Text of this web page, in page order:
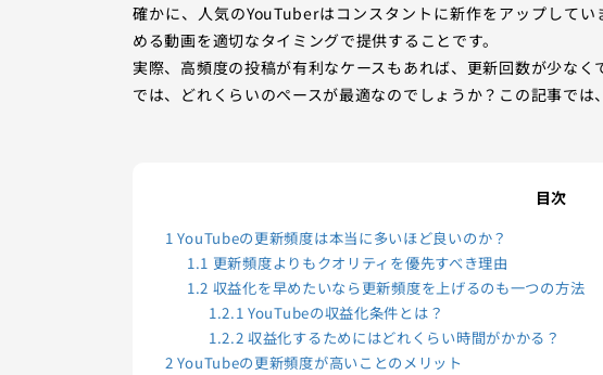
確かに、人気のYouTuberはコンスタントに新作をアップして
める動画を適切なタイミングで提供することです。
実際、高頻度の投稿が有利なケースもあれば、更新回数が少なく
では、どれくらいのペースが最適なのでしょうか？この記事では
目次
1 YouTubeの更新頻度は本当に多いほど良いのか？
1.1 更新頻度よりもクオリティを優先すべき理由
1.2 収益化を早めたいなら更新頻度を上げるのも一つの方法
1.2.1 YouTubeの収益化条件とは？
1.2.2 収益化するためにはどれくらい時間がかかる？
2 YouTubeの更新頻度が高いことのメリット